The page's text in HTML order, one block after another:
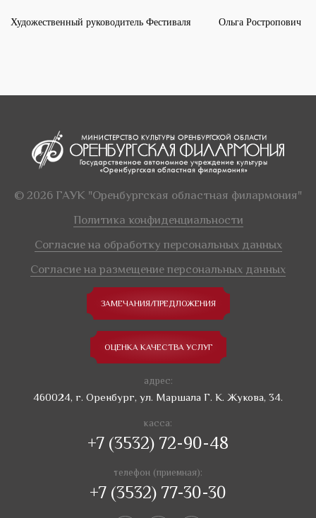
Художественный руководитель Фестиваля Ольга Ростропович
© 2026 ГАУК "Оренбургская областная филармония"
Политика конфиденциальности
Согласие на обработку персональных данных
Согласие на размещение персональных данных
ЗАМЕЧАНИЯ/ПРЕДЛОЖЕНИЯ
ОЦЕНКА КАЧЕСТВА УСЛУГ
адрес:
460024, г. Оренбург, ул. Маршала Г. К. Жукова, 34.
касса:
+7 (3532) 72-90-48
телефон (приемная):
+7 (3532) 77-30-30